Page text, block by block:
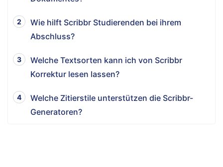
Wie hilft Scribbr Studierenden bei ihrem
Abschluss?
Welche Textsorten kann ich von Scribbr
Korrektur lesen lassen?
Welche Zitierstile unterstützen die Scribbr-
Generatoren?